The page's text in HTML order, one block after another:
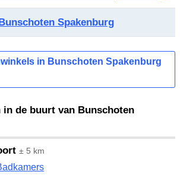
Spakenburg
in Bunschoten Spakenburg
in de buurt van Bunschoten
± 5 km